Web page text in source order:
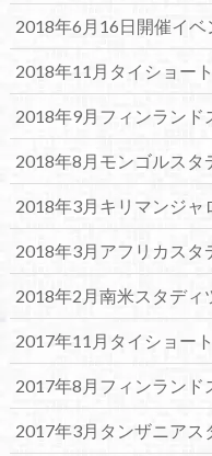
2018年6月16日開催イベ
2018年11月タイショー
2018年9月フィンランド
2018年8月モンゴルスタ
2018年3月キリマンジャ
2018年3月アフリカスタ
2018年2月南米スタディ
2017年11月タイショー
2017年8月フィンランド
2017年3月タンザニアス